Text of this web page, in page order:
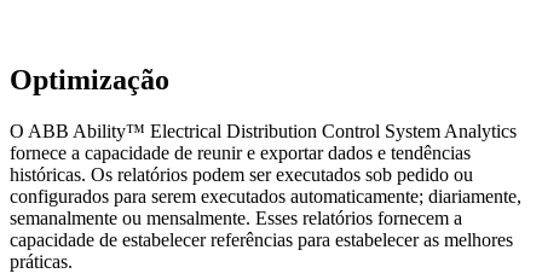
Optimização
O ABB Ability™ Electrical Distribution Control System Analytics
fornece a capacidade de reunir e exportar dados e tendências
históricas. Os relatórios podem ser executados sob pedido ou
configurados para serem executados automaticamente; diariamente,
semanalmente ou mensalmente. Esses relatórios fornecem a
capacidade de estabelecer referências para estabelecer as melhores
práticas.